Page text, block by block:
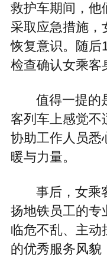
救护车期间，他
采取应急措施，
恢复意识。随后
检查确认女乘客
值得一提的
客列车上感觉不
协助工作人员悉
暖与力量。
事后，女乘
扬地铁员工的专
临危不乱、主动
的优秀服务风貌